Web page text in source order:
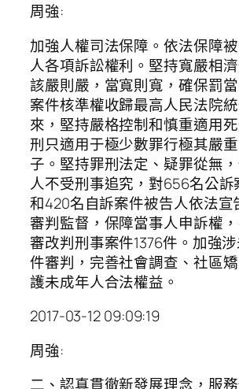
周強:
加強人權司法保障。依法保障
人各項訴訟權利。堅持寬嚴相濟
該嚴則嚴，當寬則寬，確保罰
案件核準權收歸最高人民法院
來，堅持嚴格控制和慎重適用
刑只適用于極少數罪行極其嚴
子。堅持罪刑法定、疑罪從無
人不受刑事追究，對656名公訴
和420名自訴案件被告人依法宣
審判監督，保障當事人申訴權
審改判刑事案件1376件。加強
件審判，完善社會調查、社區
護未成年人合法權益。
2017-03-12 09:09:19
周強:
二、認真貫徹新發展理念，服